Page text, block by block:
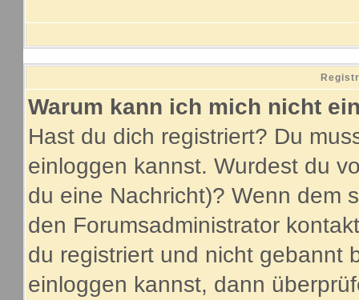
Warum kann ich mich nicht
Hast du dich registriert? Du
einloggen kannst. Wurdest du
du eine Nachricht)? Wenn dem
den Forumsadministrator
du registriert und nicht gebannt
einloggen kannst, dann